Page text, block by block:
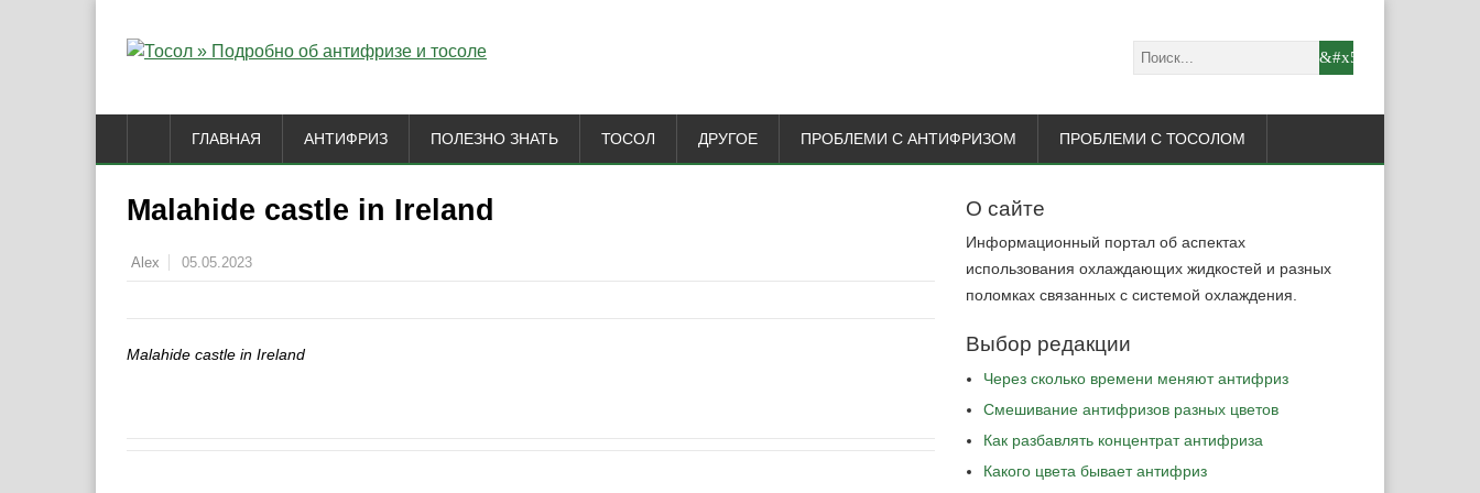
ГЛАВНАЯ АНТИФРИЗ ПОЛЕЗНО ЗНАТЬ ТОСОЛ ДРУГОЕ ПРОБЛЕМИ С АНТИФРИЗОМ ПРОБЛЕМИ С ТОСОЛОМ
Malahide castle in Ireland
Alex 05.05.2023
Malahide castle in Ireland
О сайте
Информационный портал об аспектах
использования охлаждающих жидкостей и разных
поломках связанных с системой охлаждения.
Выбор редакции
Через сколько времени меняют антифриз
Cмешивание антифризов разных цветов
Как разбавлять концентрат антифриза
Какого цвета бывает антифриз